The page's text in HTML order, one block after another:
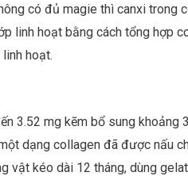
có đủ magie thì canxi trong
linh hoạt bằng cách tổng hợp
hoạt.
3.52 mg kẽm bổ sung khoảng
dạng collagen đã được nấu
vật kéo dài 12 tháng, dùng